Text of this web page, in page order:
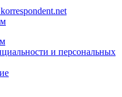
и персональных